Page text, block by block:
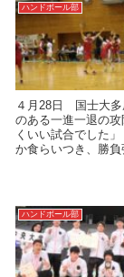
ハンドボール部
４月28日 国士大多
のある一進一退の
くいい試合でした
か食らいつき、勝
ハンドボール部